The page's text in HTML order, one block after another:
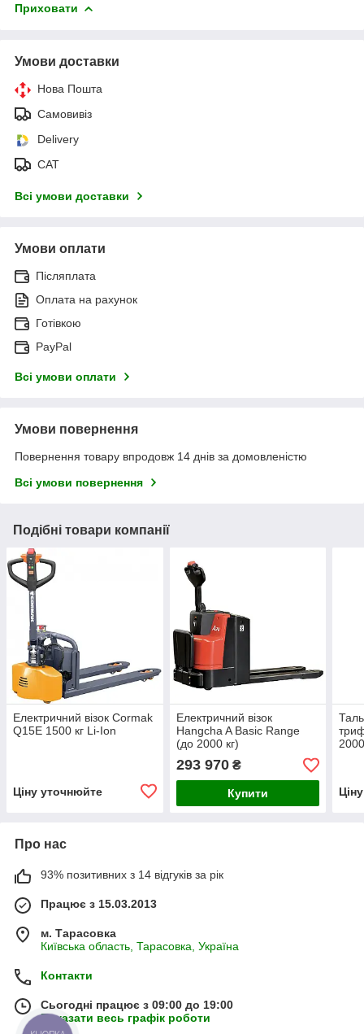
Приховати
Умови доставки
Нова Пошта
Самовивіз
Delivery
САТ
Всі умови доставки
Умови оплати
Післяплата
Оплата на рахунок
Готівкою
PayPal
Всі умови оплати
Умови повернення
Повернення товару впродовж 14 днів за домовленістю
Всі умови повернення
Подібні товари компанії
Електричний візок Cormak
Q15E 1500 кг Li-Ion
Ціну уточнюйте
Електричний візок
Hangcha A Basic Range
(до 2000 кг)
293 970₴
Купити
Про нас
93% позитивних з 14 відгуків за рік
Працює з 15.03.2013
м. Тарасовка
Київська область, Тарасовка, Україна
Контакти
Сьогодні працює з 09:00 до 19:00
Показати весь графік роботи